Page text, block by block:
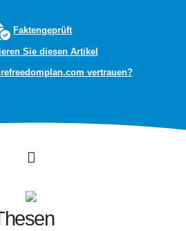
Faktengeprüft
Sie diesen Artikel
vertrauen?